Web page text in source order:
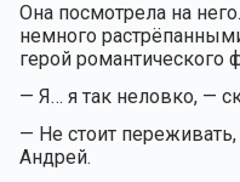
Она посмотрела на
немного
герой романтического
— Я… я так неловко, —
— Не стоит
Андрей.